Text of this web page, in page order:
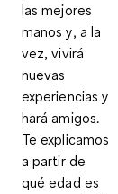
las mejores
manos y, a la
vez, vivirá
nuevas
experiencias y
hará amigos.
Te explicamos
a partir de
qué edad es